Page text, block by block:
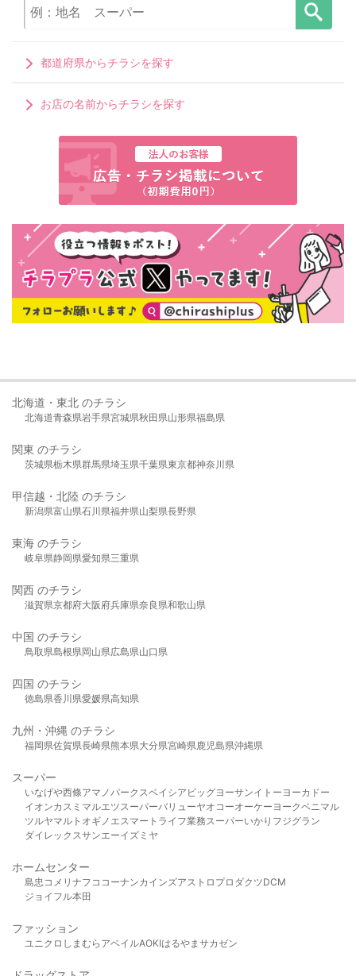
都道府県からチラシを探す
お店の名前からチラシを探す
北海道・東北 のチラシ
北海道青森県岩手県宮城県秋田県山形県福島県
関東 のチラシ
茨城県栃木県群馬県埼玉県千葉県東京都神奈川県
甲信越・北陸 のチラシ
新潟県富山県石川県福井県山梨県長野県
東海 のチラシ
岐阜県静岡県愛知県三重県
関西 のチラシ
滋賀県京都府大阪府兵庫県奈良県和歌山県
中国 のチラシ
鳥取県島根県岡山県広島県山口県
四国 のチラシ
徳島県香川県愛媛県高知県
九州・沖縄 のチラシ
福岡県佐賀県長崎県熊本県大分県宮崎県鹿児島県沖縄県
スーパー
いなげや西條アマノパークスベイシア ビッグヨーサンイトーヨーカドー
イオンカスミ マルエツスーパーバリューヤオコーオーケー ヨークベニマル
ツルヤマルト オギノ エスマート ライフ業務スーパーいかり フジグラン
ダイレックスサンエーイズミヤ
ホームセンター
島忠 コメリ ナフコ コーナンカインズアストロプロダクツDCM
ジョイフル本田
ファッション
ユニクロ しまむら アベイルAOKIはるやま サカゼン